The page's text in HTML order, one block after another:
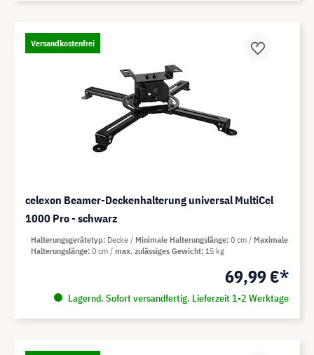
Versandkostenfrei
celexon Beamer-Deckenhalterung universal MultiCel
1000 Pro - schwarz
69,99 €*
Lagernd. Sofort versandfertig. Lieferzeit 1-2 Werktage
Halterungsgerätetyp Decke Minimale Halterungslänge 0 cm
Maximale
Halterungslänge 0 cm max. zulässiges Gewicht 15 kg